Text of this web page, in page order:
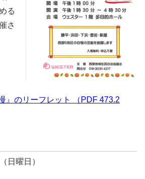
る
さ
』のリーフレット （PDF 473.2
日曜日）